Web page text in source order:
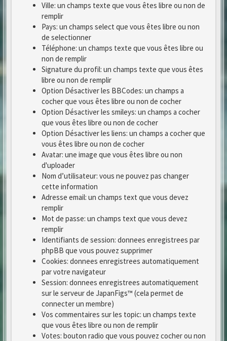
Ville: un champs texte que vous êtes libre ou non de
remplir
Pays: un champs select que vous êtes libre ou non
de selectionner
Téléphone: un champs texte que vous êtes libre ou
non de remplir
Signature du profil: un champs texte que vous êtes
libre ou non de remplir
Option Désactiver les BBCodes: un champs a
cocher que vous êtes libre ou non de cocher
Option Désactiver les smileys: un champs a cocher
que vous êtes libre ou non de cocher
Option Désactiver les liens: un champs a cocher que
vous êtes libre ou non de cocher
Avatar: une image que vous êtes libre ou non
d'uploader
Nom d’utilisateur: vous ne pouvez pas changer
cette information
Adresse email: un champs text que vous devez
remplir
Mot de passe: un champs text que vous devez
remplir
Identifiants de session: donnees enregistrees par
phpBB que vous pouvez supprimer
Cookies: donnees enregistrees automatiquement
par votre navigateur
Session: donnees enregistrees automatiquement
sur le serveur de JapanFigs™ (cela permet de
connecter un membre)
Vos commentaires sur les topic: un champs texte
que vous êtes libre ou non de remplir
Votes: bouton radio que vous pouvez cocher ou non